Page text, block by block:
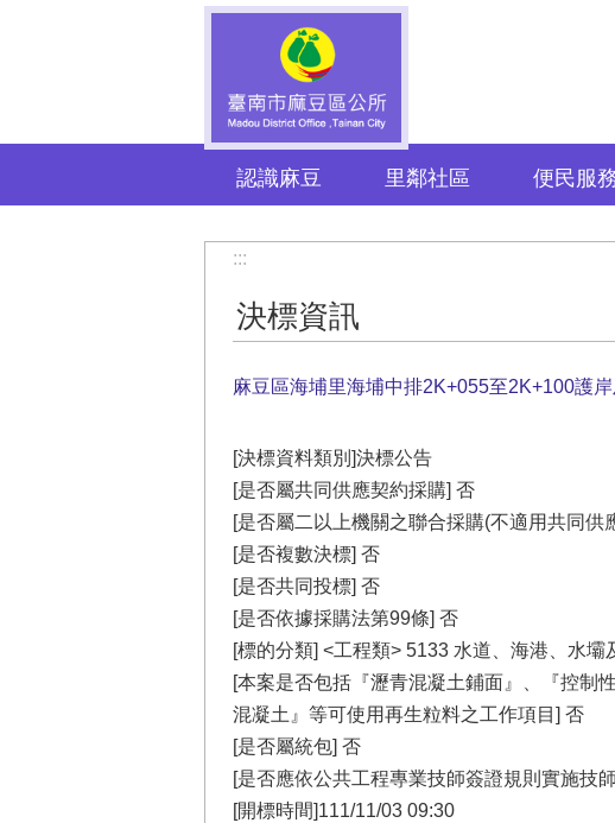
認識麻豆 里鄰社區 便民服
:::
決標資訊
麻豆區海埔里海埔中排2K+055至2K+100護
[決標資料類別]決標公告
[是否屬共同供應契約採購] 否
[是否屬二以上機關之聯合採購(不適用共同供
[是否複數決標] 否
[是否共同投標] 否
[是否依據採購法第99條] 否
[標的分類] <工程類> 5133 水道、海港、水壩
[本案是否包括『瀝青混凝土鋪面』、『控制
混凝土』等可使用再生粒料之工作項目] 否
[是否屬統包] 否
[是否應依公共工程專業技師簽證規則實施技
[開標時間]111/11/03 09:30